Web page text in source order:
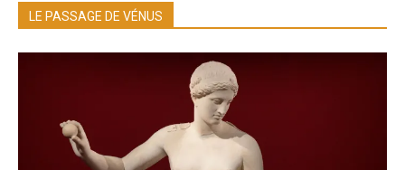
LE PASSAGE DE VÉNUS